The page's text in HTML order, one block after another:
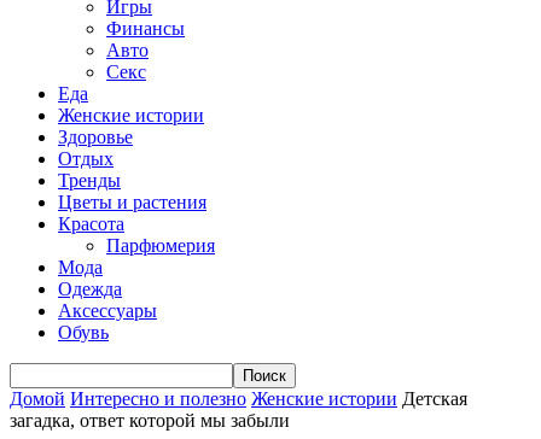
Игры
Финансы
Авто
Секс
Еда
Женские истории
Здоровье
Отдых
Тренды
Цветы и растения
Красота
Парфюмерия
Мода
Одежда
Аксессуары
Обувь
Домой Интересно и полезно Женские истории Детская
загадка, ответ которой мы забыли